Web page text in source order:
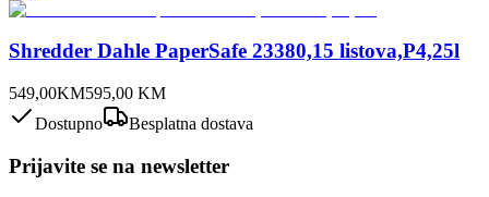
Shredder Dahle PaperSafe 23380,15 listova,P4,25l
549,00KM595,00 KM
Dostupno
Besplatna dostava
Prijavite se na newsletter